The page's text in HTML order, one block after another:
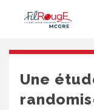
content
Rechercher :
Une